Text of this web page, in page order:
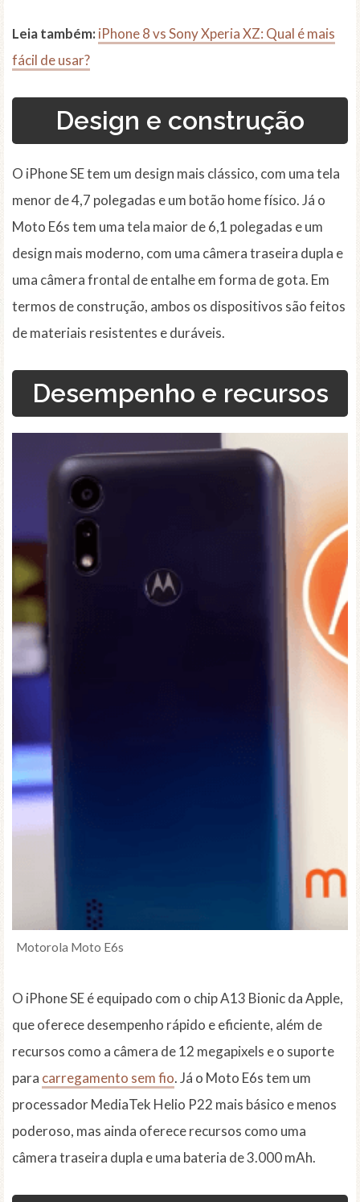
Leia também:iPhone 8 vs Sony Xperia XZ: Qual é mais
fácil de usar?
Design e construção
O iPhone SE tem um design mais clássico, com uma tela
menor de 4,7 polegadas e um botão home físico. Já o
Moto E6s tem uma tela maior de 6,1 polegadas e um
design mais moderno, com uma câmera traseira dupla e
uma câmera frontal de entalhe em forma de gota. Em
termos de construção, ambos os dispositivos são feitos
de materiais resistentes e duráveis.
Desempenho e recursos
Motorola Moto E6s
O iPhone SE é equipado com o chip A13 Bionic da Apple,
que oferece desempenho rápido e eficiente, além de
recursos como a câmera de 12 megapixels e o suporte
para carregamento sem fio. Já o Moto E6s tem um
processador MediaTek Helio P22 mais básico e menos
poderoso, mas ainda oferece recursos como uma
câmera traseira dupla e uma bateria de 3.000 mAh.